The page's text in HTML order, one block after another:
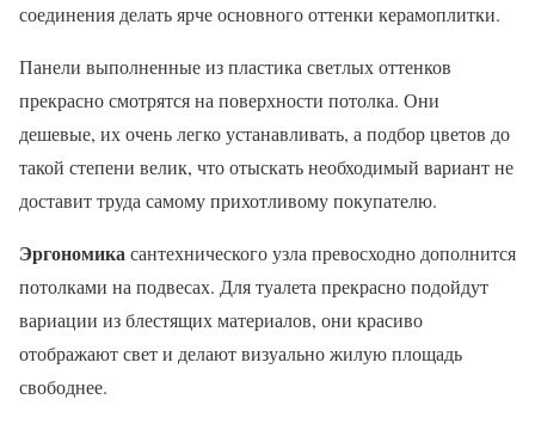
соединения делать ярче основного оттенки керамоплитки.
Панели выполненные из пластика светлых оттенков
прекрасно смотрятся на поверхности потолка. Они
дешевые, их очень легко устанавливать, а подбор цветов до
такой степени велик, что отыскать необходимый вариант не
доставит труда самому прихотливому покупателю.
Эргономикасантехнического узла превосходно дополнится
потолками на подвесах. Для туалета прекрасно подойдут
вариации из блестящих материалов, они красиво
отображают свет и делают визуально жилую площадь
свободнее.